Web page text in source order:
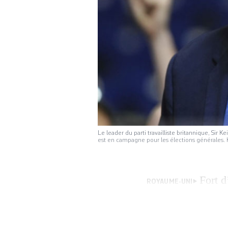
Le leader du parti travailliste britannique, Sir
est en campagne pour les élections générales.
ROYAUME-UNI
Fort